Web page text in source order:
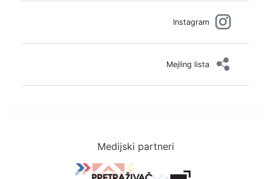
Instagram
Mejling lista
Medijski partneri